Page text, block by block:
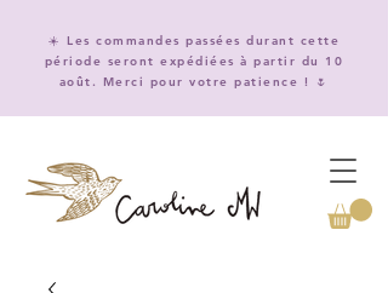
☀️ Les commandes passées durant cette
période seront expédiées à partir du 10
août. Merci pour votre patience ! 🌷